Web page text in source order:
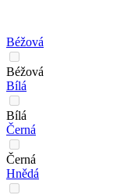
Béžová
Béžová
Bílá
Bílá
Černá
Černá
Hnědá